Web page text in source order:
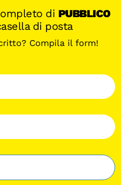
di PUBBLICO
di posta
Compila il form!